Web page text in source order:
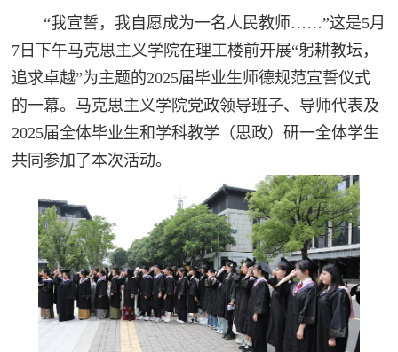
“我宣誓，我自愿成为一名人民教师……”这是5月
7日下午马克思主义学院在理工楼前开展“躬耕教坛，
追求卓越”为主题的2025届毕业生师德规范宣誓仪式
的一幕。马克思主义学院党政领导班子、导师代表及
2025届全体毕业生和学科教学（思政）研一全体学生
共同参加了本次活动。